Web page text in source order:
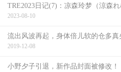
TRE2023日记(7)：凉森玲梦（涼森
2023-08-10
流出风波再起，身体倍儿软的仓多真
2019-12-08
小野夕子引退，新作品封面被修改！